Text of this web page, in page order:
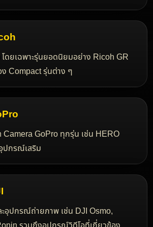
อสอง ทั้ง Leica M, Leica Q, Leica SL,
และกล้องฟิล์ม เช่น K Series,
อื่น ๆ